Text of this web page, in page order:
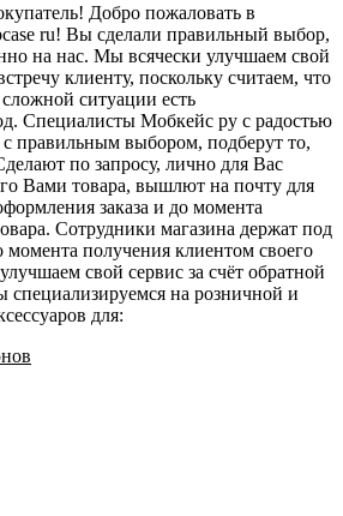
Добро пожаловать в
ru! Вы сделали правильный выбор,
на нас. Мы всячески улучшаем свой
клиенту, поскольку считаем, что
ситуации есть
Специалисты Мобкейс ру с радостью
с правильным выбором, подберут то,
по запросу, лично для Вас
Вами товара, вышлют на почту для
заказа и до момента
Сотрудники магазина держат под
момента получения клиентом своего
свой сервис за счёт обратной
специализируемся на розничной и
для: